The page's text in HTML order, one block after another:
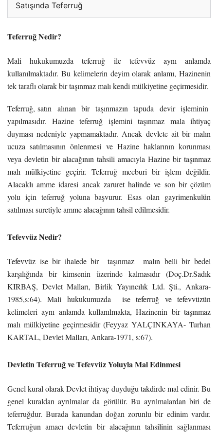
Satışında Teferruğ
Teferruğ Nedir?
Mali hukukumuzda teferruğ ile tefevvüz aynı anlamda
kullanılmaktadır. Bu kelimelerin deyim olarak anlamı, Hazinenin
tek taraflı olarak bir taşınmaz malı kendi mülkiyetine geçirmesidir.
Teferruğ, satın alınan bir taşınmazın tapuda devir işleminin
yapılmasıdır. Hazine teferruğ işlemini taşınmaz mala ihtiyaç
duyması nedeniyle yapmamaktadır. Ancak devlete ait bir malın
ucuza satılmasının önlenmesi ve Hazine haklarının korunması
veya devletin bir alacağının tahsili amacıyla Hazine bir taşınmaz
malı mülkiyetine geçirir. Teferruğ mecburi bir işlem değildir.
Alacaklı amme idaresi ancak zaruret halinde ve son bir çözüm
yolu için teferruğ yoluna başvurur. Esas olan gayrimenkulün
satılması suretiyle amme alacağının tahsil edilmesidir.
Tefevvüz Nedir?
Tefevvüz ise bir ihalede bir taşınmaz malın belli bir bedel
karşılığında bir kimsenin üzerinde kalmasıdır (Doç.Dr.Sadık
KIRBAŞ, Devlet Malları, Birlik Yayıncılık Ltd. Şti., Ankara-
1985,s:64). Mali hukukumuzda ise teferruğ ve tefevvüzün
kelimeleri aynı anlamda kullanılmakta, Hazinenin bir taşınmaz
malı mülkiyetine geçirmesidir (Feyyaz YALÇINKAYA- Turhan
KARTAL, Devlet Malları, Ankara-1971, s:67).
Devletin Teferruğ ve Tefevvüz Yoluyla Mal Edinmesi
Genel kural olarak Devlet ihtiyaç duyduğu takdirde mal edinir. Bu
genel kuraldan ayrılmalar da görülür. Bu ayrılmalardan biri de
teferruğdur. Burada kanundan doğan zorunlu bir edinim vardır.
Teferruğun amacı devletin bir alacağının tahsilinin sağlanması